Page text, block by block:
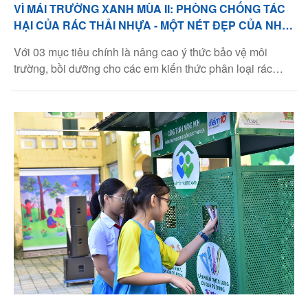
VÌ MÁI TRƯỜNG XANH MÙA II: PHÒNG CHỐNG TÁC
HẠI CỦA RÁC THẢI NHỰA - MỘT NÉT ĐẸP CỦA NHI
Với 03 mục tiêu chính là nâng cao ý thức bảo vệ môi
trường, bồi dưỡng cho các em kiến thức phân loại rác
trình Vì Mái Trường Xanh mùa thứ hai đã chính thức được
khởi động,